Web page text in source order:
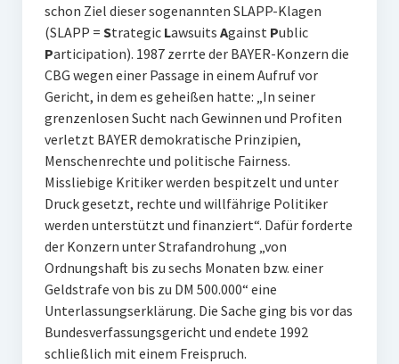
schon Ziel dieser sogenannten SLAPP-Klagen
(SLAPP = Strategic Lawsuits Against Public
Participation). 1987 zerrte der BAYER-Konzern die
CBG wegen einer Passage in einem Aufruf vor
Gericht, in dem es geheißen hatte: „In seiner
grenzenlosen Sucht nach Gewinnen und Profiten
verletzt BAYER demokratische Prinzipien,
Menschenrechte und politische Fairness.
Missliebige Kritiker werden bespitzelt und unter
Druck gesetzt, rechte und willfährige Politiker
werden unterstützt und finanziert“. Dafür forderte
der Konzern unter Strafandrohung „von
Ordnungshaft bis zu sechs Monaten bzw. einer
Geldstrafe von bis zu DM 500.000“ eine
Unterlassungserklärung. Die Sache ging bis vor das
Bundesverfassungsgericht und endete 1992
schließlich mit einem Freispruch.